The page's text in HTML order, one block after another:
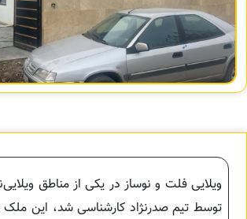
ویلایی فلت و نوساز در یکی از مناطق
توسط تیم صدرنژاد کارشناسی شد، این ملک